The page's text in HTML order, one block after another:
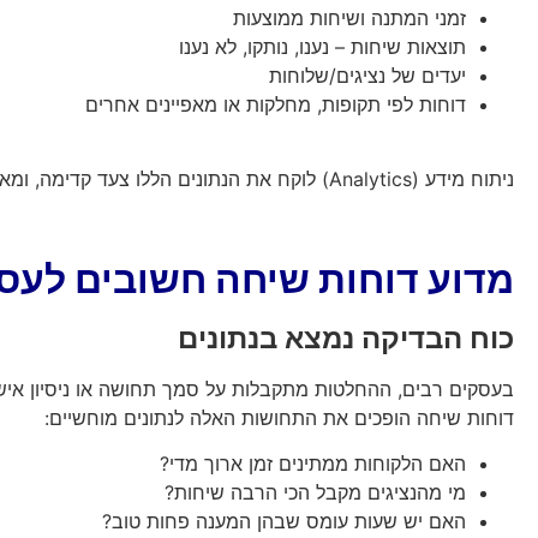
זמני המתנה ושיחות ממוצעות
תוצאות שיחות – נענו, נותקו, לא נענו
יעדים של נציגים/שלוחות
דוחות לפי תקופות, מחלקות או מאפיינים אחרים
ניתוח מידע (Analytics) לוקח את הנתונים הללו צעד קדימה, ומאפשר לזהות מגמות, תבניות, נקודות חוזק וחולשה, הזדמנויות לשיפור, וגם בעיות שלא נראים לעין בשגרה.
מדוע דוחות שיחה חשובים
כוח הבדיקה נמצא בנתונים
בעסקים רבים, ההחלטות מתקבלות על סמך תחושה או ניסיון
דוחות שיחה הופכים את התחושות האלה לנתונים מוחשיים:
האם הלקוחות ממתינים זמן ארוך מדי?
מי מהנציגים מקבל הכי הרבה שיחות?
האם יש שעות עומס שבהן המענה פחות טוב?